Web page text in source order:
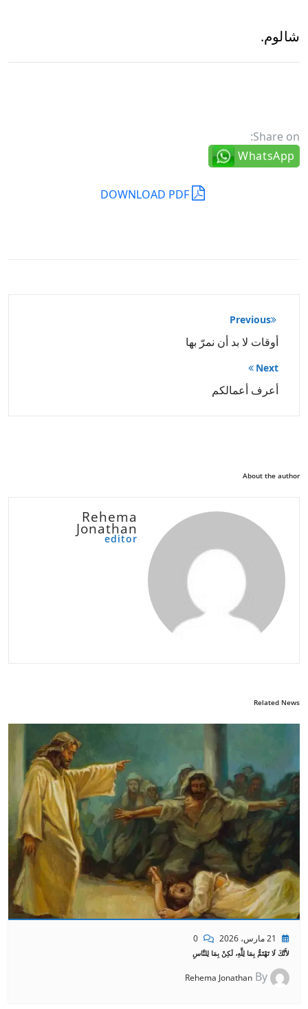
شالوم.
Share on:
WhatsApp
DOWNLOAD PDF
تصفّح
المقالات
Previous
أوقات لا بد أن نمرّ بها
Next
أعرف أعمالكم
About the author
Rehema
Jonathan
editor
Related News
21 مارس، 2026 0
لأَنَّكَ لَا تَهْتَمُّ بِمَا لِلَّهِ، لَكِنْ بِمَا لِلنَّاسِ
By
Rehema Jonathan